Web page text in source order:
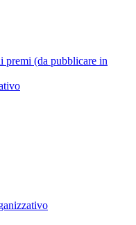
premi (da pubblicare in